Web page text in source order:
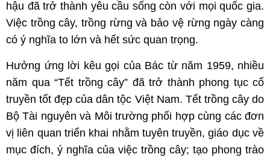
hậu đã trở thành yêu cầu sống còn với mọi quốc gia.
Việc trồng cây, trồng rừng và bảo vệ rừng ngày càng
có ý nghĩa to lớn và hết sức quan trọng.
Hưởng ứng lời kêu gọi của Bác từ năm 1959, nhiều
năm qua “Tết trồng cây” đã trở thành phong tục cổ
truyền tốt đẹp của dân tộc Việt Nam. Tết trồng cây do
Bộ Tài nguyên và Môi trường phối hợp cùng các đơn
vị liên quan triển khai nhằm tuyên truyền, giáo dục về
mục đích, ý nghĩa của việc trồng cây; tạo phong trào